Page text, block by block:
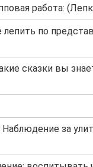
работа:
лепить по
сказки вы
Наблюдение за